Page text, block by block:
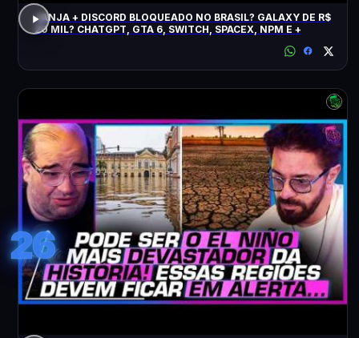
JANJA + DISCORD BLOQUEADO NO BRASIL? GALAXY DE R$
20 MIL? CHATGPT, GTA 6, SWITCH, SPACEX, NPM E +
26